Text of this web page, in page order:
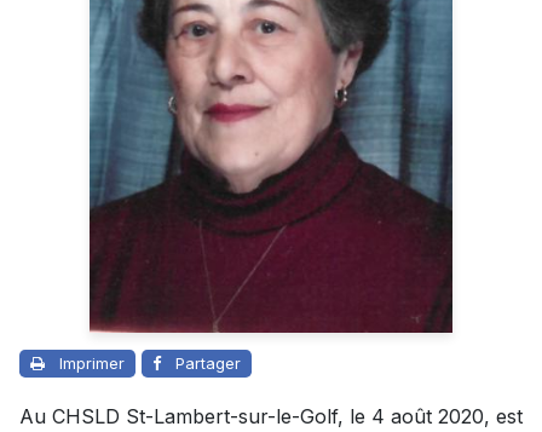
Imprimer Partager
Au CHSLD St-Lambert-sur-le-Golf, le 4 août 2020, est